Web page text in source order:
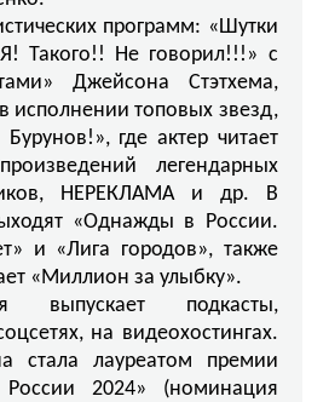
программ: «Шутки
Такого!! Не говорил!!!» с
Джейсона Стэтхема,
топовых звезд,
где актер читает
легендарных
НЕРЕКЛАМА и др. В
«Однажды в России.
и «Лига городов», также
«Миллион за улыбку».
выпускает подкасты,
на видеохостингах.
стала лауреатом премии
2024» (номинация